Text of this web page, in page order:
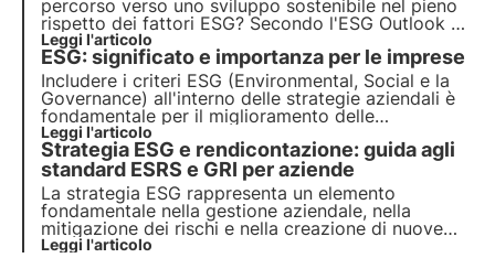
percorso verso uno sviluppo sostenibile nel pieno
rispetto dei fattori ESG? Secondo l'ESG Outlook di
CRIF, l'Italia è nella giusta direzione, ma la
transizione verso gli obiettivi della tutela della
biodiversità dell'Agenda 2030, sono ancora molto
lontani.
Leggi l'articolo
ESG: significato e importanza per le imprese
Includere i criteri ESG (Environmental, Social e la
Governance) all'interno delle strategie aziendali è
fondamentale per il miglioramento delle
performance. In questo articolo approfondiamo il
significato dei criteri ESG, la loro natura e
l’importanza per aziende e investitori.
Leggi l'articolo
Strategia ESG e rendicontazione: guida agli
standard ESRS e GRI per aziende
La strategia ESG rappresenta un elemento
fondamentale nella gestione aziendale, nella
mitigazione dei rischi e nella creazione di nuove
opportunità di valore e di competitività. Le aziende
Leggi l'articolo